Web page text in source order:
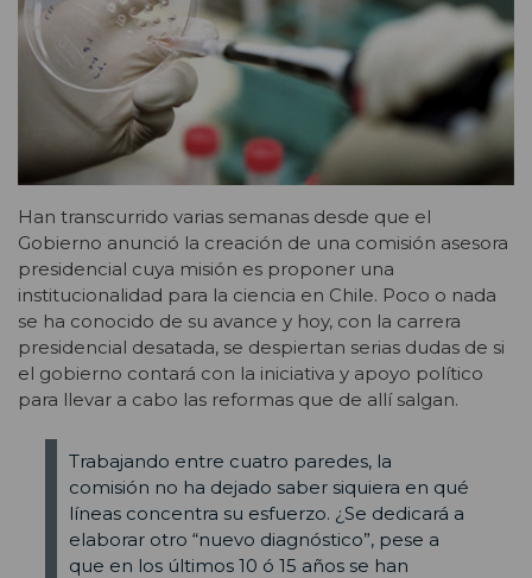
Han transcurrido varias semanas desde que el
Gobierno anunció la creación de una comisión asesora
presidencial cuya misión es proponer una
institucionalidad para la ciencia en Chile. Poco o nada
se ha conocido de su avance y hoy, con la carrera
presidencial desatada, se despiertan serias dudas de si
el gobierno contará con la iniciativa y apoyo político
para llevar a cabo las reformas que de allí salgan.
Trabajando entre cuatro paredes, la
comisión no ha dejado saber siquiera en qué
líneas concentra su esfuerzo. ¿Se dedicará a
elaborar otro “nuevo diagnóstico”, pese a
que en los últimos 10 ó 15 años se han